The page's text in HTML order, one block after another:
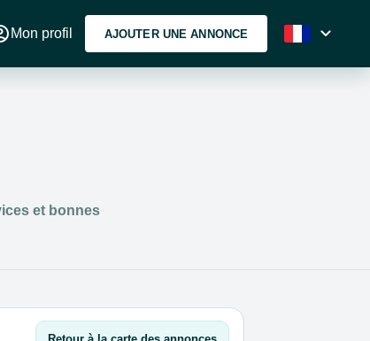
Mon profil AJOUTER UNE ANNONCE expand_more
et bonnes
Retour à la carte des annonces